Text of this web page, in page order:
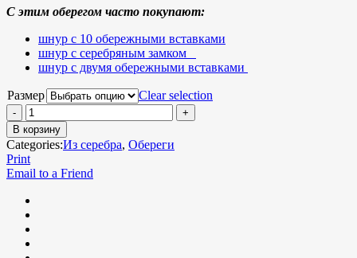
С этим оберегом часто покупают:
шнур с 10 обережными вставками
шнур с серебряным замком
шнур с двумя обережными вставками
Размер Clear selection
В корзину
Categories:Из серебра, Обереги
Print
Email to a Friend